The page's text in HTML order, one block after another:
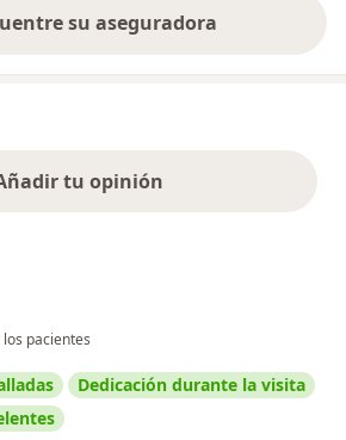
su aseguradora
tu opinión
pacientes
Dedicación durante la visita